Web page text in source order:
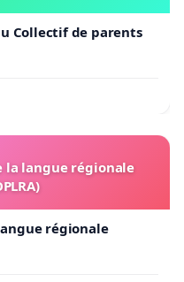
Collectif de parents
la langue régionale
régionale